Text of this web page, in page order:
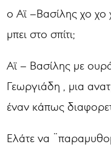
ο Αϊ –Βασίλης χο
μπει στο σπίτι;
Αϊ – Βασίλης με
Γεωργιάδη , μια
έναν κάπως
Ελάτε να